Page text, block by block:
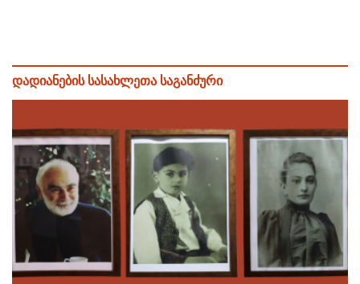
დადიანების სასახლეთა საგანძური